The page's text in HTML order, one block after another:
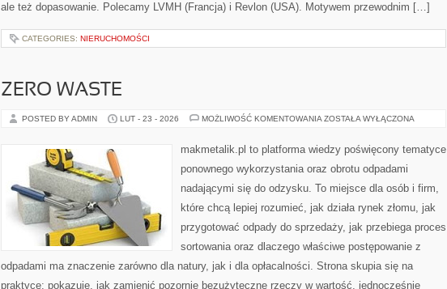
ale też dopasowanie. Polecamy LVMH (Francja) i Revlon (USA). Motywem przewodnim […]
CATEGORIES: NIERUCHOMOŚCI
ZERO WASTE
POSTED BY ADMIN LUT - 23 - 2026 MOŻLIWOŚĆ KOMENTOWANIA ZERO
ZOSTAŁA WYŁĄCZONA
makmetalik.pl to platforma wiedzy poświęcony tematyce
ponownego wykorzystania oraz obrotu odpadami
nadającymi się do odzysku. To miejsce dla osób i firm,
które chcą lepiej rozumieć, jak działa rynek złomu, jak
przygotować odpady do sprzedaży, jak przebiega proces
sortowania oraz dlaczego właściwe postępowanie z
odpadami ma znaczenie zarówno dla natury, jak i dla opłacalności. Strona skupia się na
praktyce: pokazuje, jak zamienić pozornie bezużyteczne rzeczy w wartość, jednocześnie